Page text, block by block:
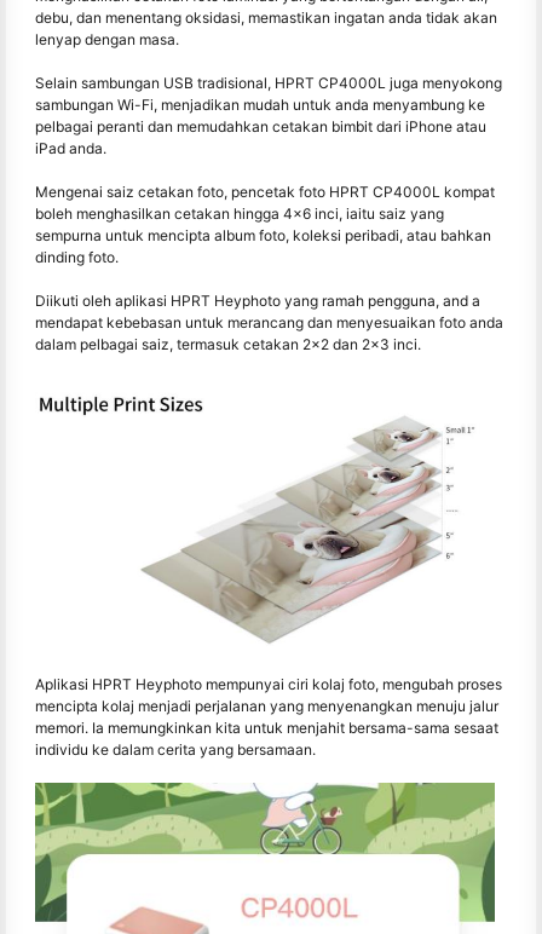
debu, dan menentang oksidasi, memastikan ingatan anda tidak akan
lenyap dengan masa.
Selain sambungan USB tradisional, HPRT CP4000L juga menyokong
sambungan Wi-Fi, menjadikan mudah untuk anda menyambung ke
pelbagai peranti dan memudahkan cetakan bimbit dari iPhone atau
iPad anda.
Mengenai saiz cetakan foto, pencetak foto HPRT CP4000L kompat
boleh menghasilkan cetakan hingga 4x6 inci, iaitu saiz yang
sempurna untuk mencipta album foto, koleksi peribadi, atau bahkan
dinding foto.
Diikuti oleh aplikasi HPRT Heyphoto yang ramah pengguna, and a
mendapat kebebasan untuk merancang dan menyesuaikan foto anda
dalam pelbagai saiz, termasuk cetakan 2x2 dan 2x3 inci.
Aplikasi HPRT Heyphoto mempunyai ciri kolaj foto, mengubah proses
mencipta kolaj menjadi perjalanan yang menyenangkan menuju jalur
memori. Ia memungkinkan kita untuk menjahit bersama-sama sesaat
individu ke dalam cerita yang bersamaan.